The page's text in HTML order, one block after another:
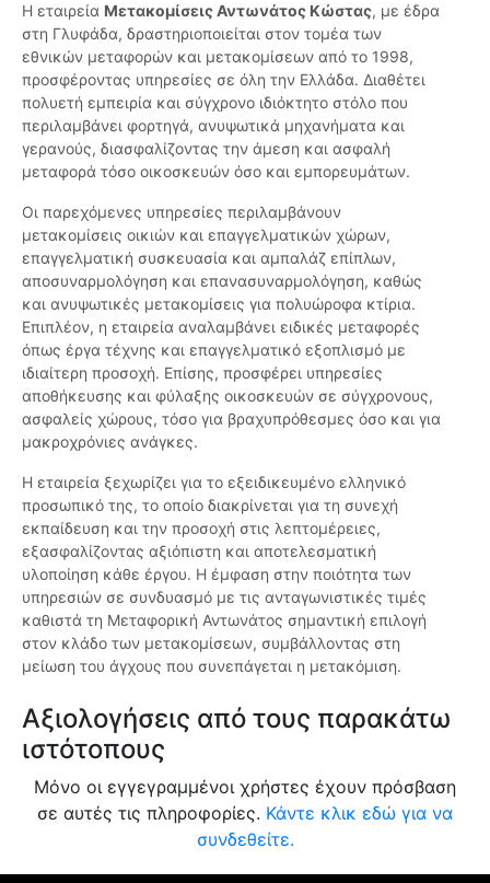
Η εταιρεία Μετακομίσεις Αντωνάτος Κώστας, με έδρα
στη Γλυφάδα, δραστηριοποιείται στον τομέα των
εθνικών μεταφορών και μετακομίσεων από το 1998,
προσφέροντας υπηρεσίες σε όλη την Ελλάδα. Διαθέτει
πολυετή εμπειρία και σύγχρονο ιδιόκτητο στόλο που
περιλαμβάνει φορτηγά, ανυψωτικά μηχανήματα και
γερανούς, διασφαλίζοντας την άμεση και ασφαλή
μεταφορά τόσο οικοσκευών όσο και εμπορευμάτων.
Οι παρεχόμενες υπηρεσίες περιλαμβάνουν
μετακομίσεις οικιών και επαγγελματικών χώρων,
επαγγελματική συσκευασία και αμπαλάζ επίπλων,
αποσυναρμολόγηση και επανασυναρμολόγηση, καθώς
και ανυψωτικές μετακομίσεις για πολυώροφα κτίρια.
Επιπλέον, η εταιρεία αναλαμβάνει ειδικές μεταφορές
όπως έργα τέχνης και επαγγελματικό εξοπλισμό με
ιδιαίτερη προσοχή. Επίσης, προσφέρει υπηρεσίες
αποθήκευσης και φύλαξης οικοσκευών σε σύγχρονους,
ασφαλείς χώρους, τόσο για βραχυπρόθεσμες όσο και για
μακροχρόνιες ανάγκες.
Η εταιρεία ξεχωρίζει για το εξειδικευμένο ελληνικό
προσωπικό της, το οποίο διακρίνεται για τη συνεχή
εκπαίδευση και την προσοχή στις λεπτομέρειες,
εξασφαλίζοντας αξιόπιστη και αποτελεσματική
υλοποίηση κάθε έργου. Η έμφαση στην ποιότητα των
υπηρεσιών σε συνδυασμό με τις ανταγωνιστικές τιμές
καθιστά τη Μεταφορική Αντωνάτος σημαντική επιλογή
στον κλάδο των μετακομίσεων, συμβάλλοντας στη
μείωση του άγχους που συνεπάγεται η μετακόμιση.
Αξιολογήσεις από τους παρακάτω
ιστότοπους
Μόνο οι εγγεγραμμένοι χρήστες έχουν πρόσβαση
σε αυτές τις πληροφορίες. Κάντε κλικ εδώ για να
συνδεθείτε.